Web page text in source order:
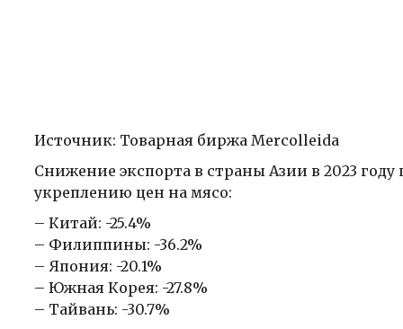
Источник: Товарная биржа Mercolleida
Снижение экспорта в страны Азии в 2023
укреплению цен на мясо:
– Китай: -25.4%
– Филиппины: -36.2%
– Япония: -20.1%
– Южная Корея: -27.8%
– Тайвань: -30.7%